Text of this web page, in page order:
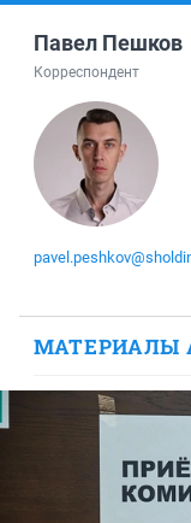
Павел Пешков
Корреспондент
МАТЕРИАЛЫ